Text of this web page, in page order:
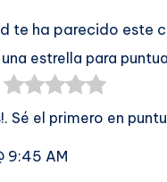
te ha parecido este
una estrella para
Sé el primero en
9:45 AM